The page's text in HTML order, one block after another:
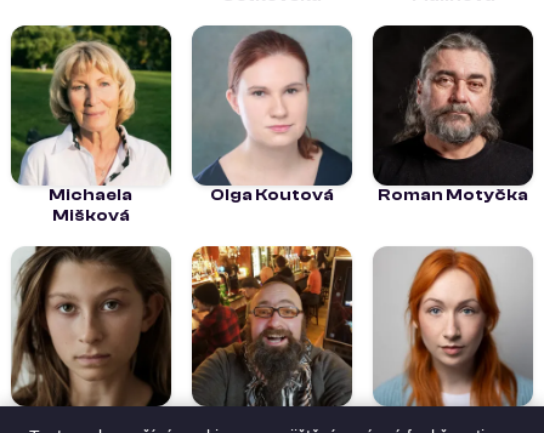
Michaela
Mišková
Olga Koutová Roman Motyčka